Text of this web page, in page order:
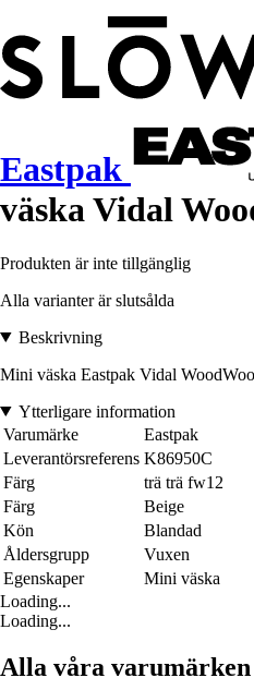
Eastpak
väska Vidal
Produkten är inte tillgänglig
Alla varianter är slutsålda
Beskrivning
Mini väska Eastpak Vidal
Ytterligare information
Varumärke
Eastpak
Leverantörsreferens K86950C
Färg
trä trä fw12
Färg
Beige
Kön
Blandad
Åldersgrupp
Vuxen
Egenskaper
Mini väska
Loading...
Loading...
Alla våra varumärken